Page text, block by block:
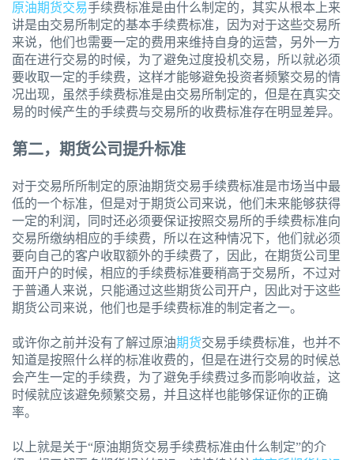
原油期货交易手续费标准是由什么制定的，其实从根本上来
讲是由交易所制定的基本手续费标准，因为对于这些交易所
来说，他们也需要一定的费用来维持自身的运营，另外一方
面在进行交易的时候，为了避免过度投机交易，所以就必须
要收取一定的手续费，这样才能够避免投资者频繁交易的情
况出现，虽然手续费标准是由交易所制定的，但是在真实交
易的时候产生的手续费与交易所的收费标准存在明显差异。
第二，期货公司提升标准
对于交易所所制定的原油期货交易手续费标准是市场当中最
低的一个标准，但是对于期货公司来说，他们未来能够获得
一定的利润，同时还必须要保证按照交易所的手续费标准向
交易所缴纳相应的手续费，所以在这种情况下，他们就必须
要向自己的客户收取额外的手续费了，因此，在期货公司里
面开户的时候，相应的手续费标准要稍高于交易所，不过对
于普通人来说，只能通过这些期货公司开户，因此对于这些
期货公司来说，他们也是手续费标准的制定者之一。
或许你之前并没有了解过原油期货交易手续费标准，也并不
知道是按照什么样的标准收费的，但是在进行交易的时候总
会产生一定的手续费，为了避免手续费过多而影响收益，这
时候就应该避免频繁交易，并且这样也能够保证你的正确
率。
以上就是关于“原油期货交易手续费标准由什么制定”的介